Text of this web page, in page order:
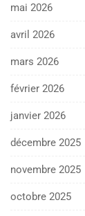
mai 2026
avril 2026
mars 2026
février 2026
janvier 2026
décembre 2025
novembre 2025
octobre 2025